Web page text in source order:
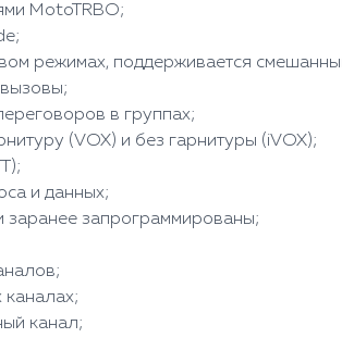
MotoTRBO;
режимах, поддерживается
в группах;
(VOX) и без гарнитуры (iVOX);
и данных;
запрограммированы;
канал;